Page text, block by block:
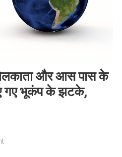
और आस पास के
गए भूकंप के झटके,